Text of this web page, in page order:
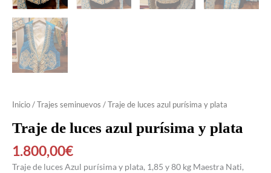
Inicio/Trajes seminuevos / Traje de luces azul purísima y plata
Traje de luces azul purísima y plata
1.800,00€
Traje de luces Azul purísima y plata, 1,85 y 80 kg Maestra Nati,